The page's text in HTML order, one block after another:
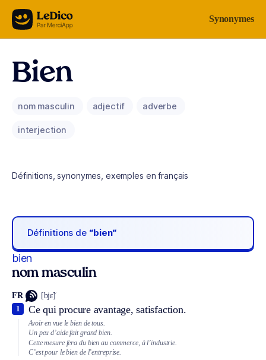
Aller au contenu Synonymes
Bien
nom masculin adjectif adverbe
interjection
Définitions, synonymes, exemples en français
Définitions de “bien“
bien
nom masculin
FR [bjɛ̃]
Ce qui procure avantage, satisfaction.
1
Avoir en vue le bien de tous.
Un peu d’aide fait grand bien.
Cette mesure fera du bien au commerce, à l’industrie.
C’est pour le bien de l’entreprise.